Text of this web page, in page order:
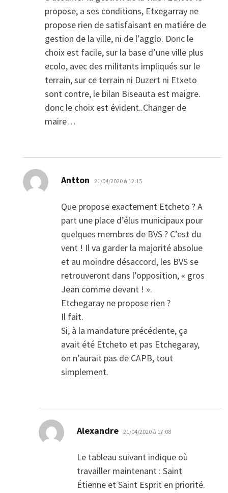
propose, a ses conditions, Etxegarray ne
propose rien de satisfaisant en matiére de
gestion de la ville, ni de l’agglo. Donc le
choix est facile, sur la base d’une ville plus
ecolo, avec des militants impliqués sur le
terrain, sur ce terrain ni Duzert ni Etxeto
sont contre, le bilan Biseauta est maigre.
donc le choix est évident..Changer de
maire…
Antton dit :
21/04/2020 à 12:15
Que propose exactement Etcheto ? A
part une place d’élus municipaux pour
quelques membres de BVS ? C’est du
vent ! Il va garder la majorité absolue
et au moindre désaccord, les BVS se
retrouveront dans l’opposition, « gros
Jean comme devant ! ».
Etchegaray ne propose rien ?
Il fait.
Si, à la mandature précédente, ça
avait été Etcheto et pas Etchegaray,
on n’aurait pas de CAPB, tout
simplement.
Alexandre dit :
21/04/2020 à 17:08
Le tableau suivant indique où
travailler maintenant : Saint
Étienne et Saint Esprit en priorité.